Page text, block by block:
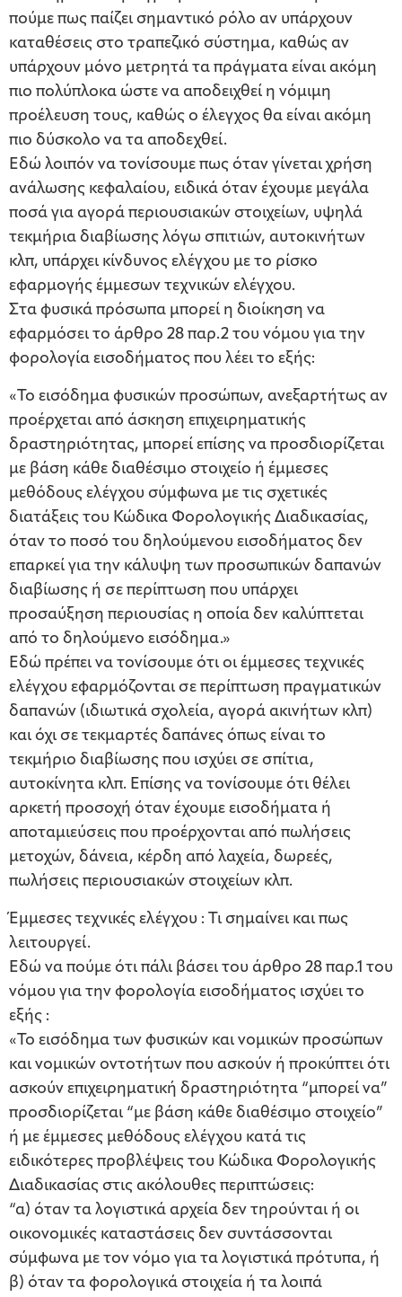
πούμε πως παίζει σημαντικό ρόλο αν υπάρχουν
καταθέσεις στο τραπεζικό σύστημα, καθώς αν
υπάρχουν μόνο μετρητά τα πράγματα είναι ακόμη
πιο πολύπλοκα ώστε να αποδειχθεί η νόμιμη
προέλευση τους, καθώς ο έλεγχος θα είναι ακόμη
πιο δύσκολο να τα αποδεχθεί.
Εδώ λοιπόν να τονίσουμε πως όταν γίνεται χρήση
ανάλωσης κεφαλαίου, ειδικά όταν έχουμε μεγάλα
ποσά για αγορά περιουσιακών στοιχείων, υψηλά
τεκμήρια διαβίωσης λόγω σπιτιών, αυτοκινήτων
κλπ, υπάρχει κίνδυνος ελέγχου με το ρίσκο
εφαρμογής έμμεσων τεχνικών ελέγχου.
Στα φυσικά πρόσωπα μπορεί η διοίκηση να
εφαρμόσει το άρθρο 28 παρ.2 του νόμου για την
φορολογία εισοδήματος που λέει το εξής:
«Το εισόδημα φυσικών προσώπων, ανεξαρτήτως αν
προέρχεται από άσκηση επιχειρηματικής
δραστηριότητας, μπορεί επίσης να προσδιορίζεται
με βάση κάθε διαθέσιμο στοιχείο ή έμμεσες
μεθόδους ελέγχου σύμφωνα με τις σχετικές
διατάξεις του Κώδικα Φορολογικής Διαδικασίας,
όταν το ποσό του δηλούμενου εισοδήματος δεν
επαρκεί για την κάλυψη των προσωπικών δαπανών
διαβίωσης ή σε περίπτωση που υπάρχει
προσαύξηση περιουσίας η οποία δεν καλύπτεται
από το δηλούμενο εισόδημα.»
Εδώ πρέπει να τονίσουμε ότι οι έμμεσες τεχνικές
ελέγχου εφαρμόζονται σε περίπτωση πραγματικών
δαπανών (ιδιωτικά σχολεία, αγορά ακινήτων κλπ)
και όχι σε τεκμαρτές δαπάνες όπως είναι το
τεκμήριο διαβίωσης που ισχύει σε σπίτια,
αυτοκίνητα κλπ. Επίσης να τονίσουμε ότι θέλει
αρκετή προσοχή όταν έχουμε εισοδήματα ή
αποταμιεύσεις που προέρχονται από πωλήσεις
μετοχών, δάνεια, κέρδη από λαχεία, δωρεές,
πωλήσεις περιουσιακών στοιχείων κλπ.
Έμμεσες τεχνικές ελέγχου : Τι σημαίνει και πως
λειτουργεί.
Εδώ να πούμε ότι πάλι βάσει του άρθρο 28 παρ.1 του
νόμου για την φορολογία εισοδήματος ισχύει το
εξής :
«Το εισόδημα των φυσικών και νομικών προσώπων
και νομικών οντοτήτων που ασκούν ή προκύπτει ότι
ασκούν επιχειρηματική δραστηριότητα “μπορεί να”
προσδιορίζεται “με βάση κάθε διαθέσιμο στοιχείο”
ή με έμμεσες μεθόδους ελέγχου κατά τις
ειδικότερες προβλέψεις του Κώδικα Φορολογικής
Διαδικασίας στις ακόλουθες περιπτώσεις:
“α) όταν τα λογιστικά αρχεία δεν τηρούνται ή οι
οικονομικές καταστάσεις δεν συντάσσονται
σύμφωνα με τον νόμο για τα λογιστικά πρότυπα, ή
β) όταν τα φορολογικά στοιχεία ή τα λοιπά